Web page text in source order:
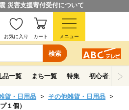
災害支援寄付受付について
検索
お気に入り カート メニュー
品一覧 まち一覧 特集 初心者ガイド
貨・日用品
その他雑貨・日用品
１個）